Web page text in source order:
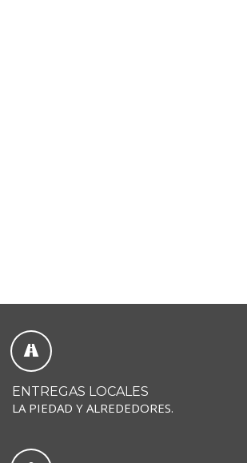
ENTREGAS LOCALES
LA PIEDAD Y ALREDEDORES.